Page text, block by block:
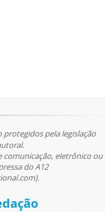
protegidos pela legislação
eletrônico ou
do A12